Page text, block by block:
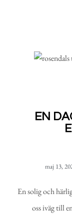
EN
maj 13,
En solig och
oss iväg till